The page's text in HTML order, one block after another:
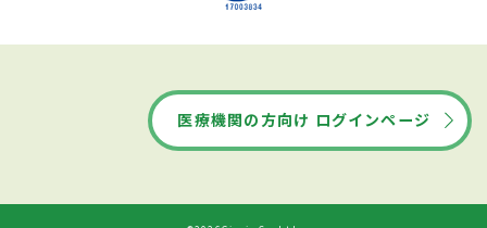
医療機関の方向け ログインページ